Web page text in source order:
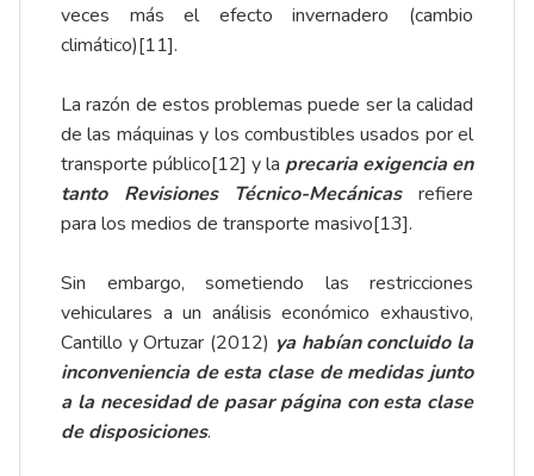
veces más el efecto invernadero (cambio
climático)[11].
La razón de estos problemas puede ser la calidad
de las máquinas y los combustibles usados por el
transporte público[12] y la precaria exigencia en
tanto Revisiones Técnico-Mecánicasrefiere
para los medios de transporte masivo[13].
Sin embargo, sometiendo las restricciones
vehiculares a un análisis económico exhaustivo,
Cantillo y Ortuzar (2012) ya habían concluido la
inconveniencia de esta clase de medidas junto
a la necesidad de pasar página con esta clase
de disposiciones.